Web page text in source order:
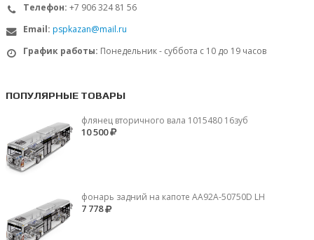
Телефон: +7 906 324 81 56
Email: pspkazan@mail.ru
График работы: Понедельник - суббота с 10 до 19 часов
ПОПУЛЯРНЫЕ ТОВАРЫ
флянец вторичного вала 1015480 16зуб
10 500
фонарь задний на капоте AA92A-50750D LH
7 778